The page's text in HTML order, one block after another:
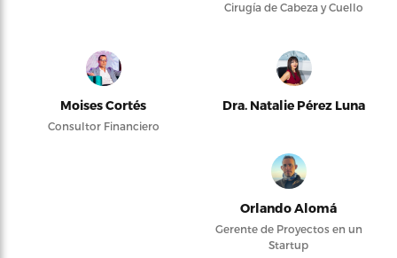
Cirugía de Cabeza y Cuello
Moises Cortés
Consultor Financiero
Dra. Natalie Pérez Luna
Orlando Alomá
Gerente de Proyectos en un
Startup